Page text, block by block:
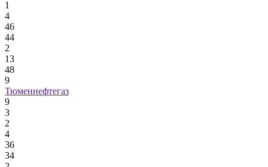
1
4
46
44
2
13
48
9
Тюменнефтегаз
9
3
2
4
36
34